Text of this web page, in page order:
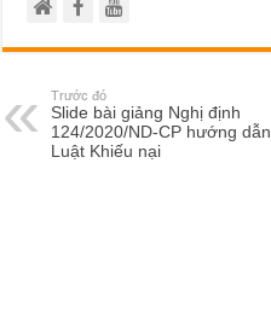
Trước đó
Slide bài giảng Nghị định
124/2020/ND-CP hướng dẫn
Luật Khiếu nại